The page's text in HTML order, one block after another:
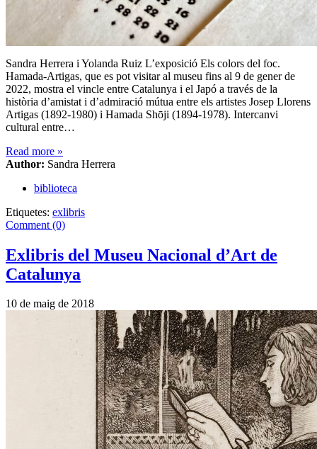
Sandra Herrera i Yolanda Ruiz L’exposició Els colors del foc.
Hamada-Artigas, que es pot visitar al museu fins al 9 de gener de
2022, mostra el vincle entre Catalunya i el Japó a través de la
història d’amistat i d’admiració mútua entre els artistes Josep Llorens
Artigas (1892-1980) i Hamada Shōji (1894-1978). Intercanvi
cultural entre…
Read more »
Author: Sandra Herrera
biblioteca
Etiquetes: exlibris
Comment (0)
Exlibris del Museu Nacional d’Art de
Catalunya
10 de maig de 2018